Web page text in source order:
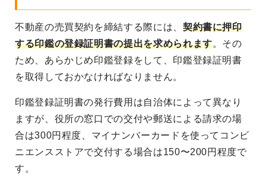
不動産の売買契約を締結する際には、 契約書に押印
する印鑑の登録証明書の提出を求められます。その
ため、あらかじめ印鑑登録をして、印鑑登録証明書
を取得しておかなければなりません。
印鑑登録証明書の発行費用は自治体によって異なり
ますが、役所の窓口での交付や郵送による請求の場
合は300円程度、マイナンバーカードを使ってコンビ
ニエンスストアで交付する場合は150〜200円程度で
す。